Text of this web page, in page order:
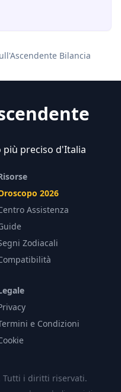
Bilancia
preciso d'Italia
2026
Assistenza
Zodiacali
e Condizioni
Tutti i diritti riservati.